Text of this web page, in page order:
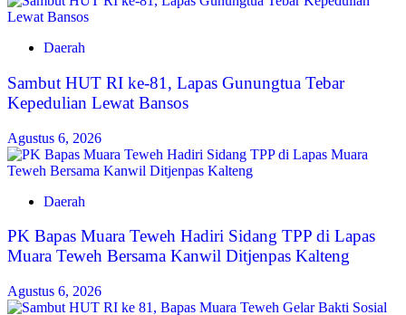
Daerah
Sambut HUT RI ke-81, Lapas Gunungtua Tebar
Kepedulian Lewat Bansos
Agustus 6, 2026
Daerah
‎PK Bapas Muara Teweh Hadiri Sidang TPP di Lapas
Muara Teweh Bersama Kanwil Ditjenpas Kalteng
Agustus 6, 2026